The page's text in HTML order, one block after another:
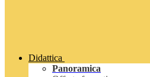
Didattica
Panoramica